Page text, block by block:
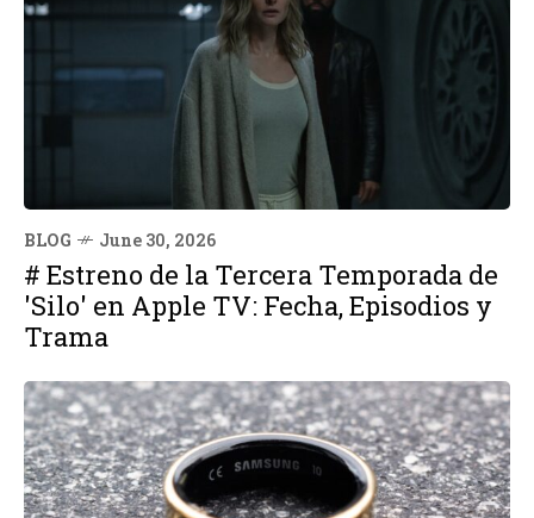
BLOG June 30, 2026
# Estreno de la Tercera Temporada de
'Silo' en Apple TV: Fecha, Episodios y
Trama